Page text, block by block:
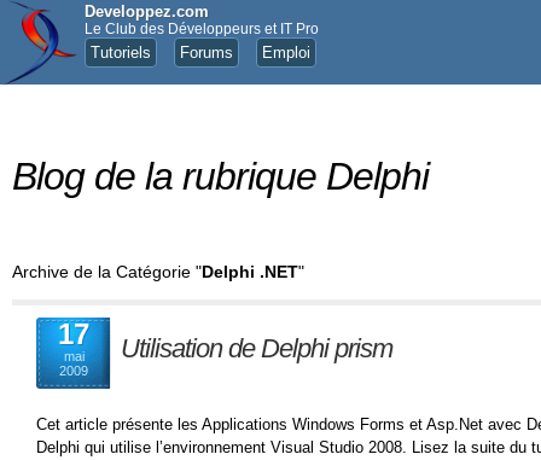
Developpez.com
Le Club des Développeurs et IT Pro
Tutoriels Forums Emploi
Blog de la rubrique Delphi
Archive de la Catégorie "Delphi .NET"
17
mai
2009
Utilisation de Delphi prism
Cet article présente les Applications Windows Forms et Asp.Net avec
Delphi qui utilise l’environnement Visual Studio 2008. Lisez la suite du